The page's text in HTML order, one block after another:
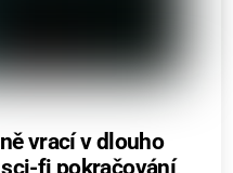
vrací v dlouho